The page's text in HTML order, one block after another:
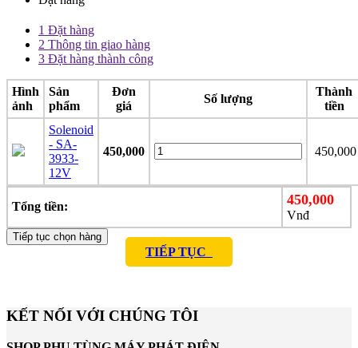
1 Đặt hàng
2 Thông tin giao hàng
3 Đặt hàng thành công
Hình
ảnh
Sản
phẩm
Đơn
giá
Số lượng
Thành
tiền
Solenoid
- SA-
3933-
12V
450,000 450,000
Tổng tiền: 450,000
Vnđ
Tiếp tục chọn hàng
TIẾP TỤC
KẾT NỐI VỚI CHÚNG TÔI